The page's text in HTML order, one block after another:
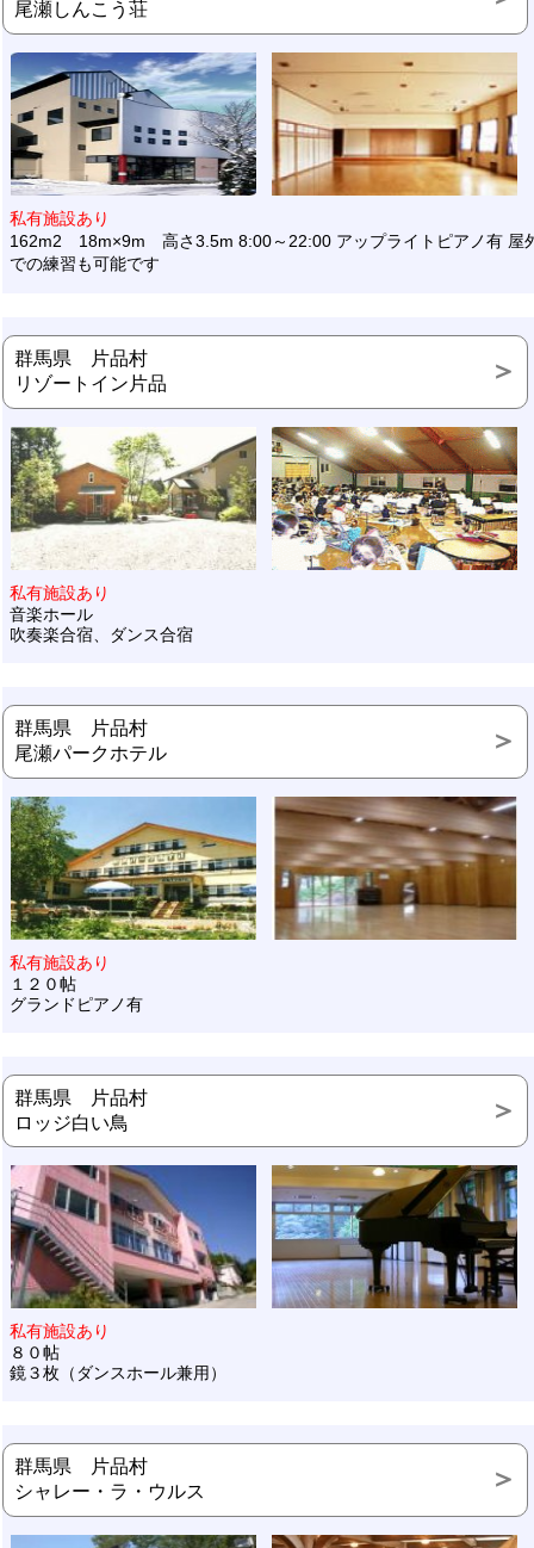
尾瀬しんこう荘
私有施設あり
162m2 18m×9m 高さ3.5m 8:00～22:00 アップライトピアノ有 屋
での練習も可能です
群馬県 片品村
リゾートイン片品
私有施設あり
音楽ホール
吹奏楽合宿、ダンス合宿
群馬県 片品村
尾瀬パークホテル
私有施設あり
１２０帖
グランドピアノ有
群馬県 片品村
ロッジ白い鳥
私有施設あり
８０帖
鏡３枚（ダンスホール兼用）
群馬県 片品村
シャレー・ラ・ウルス